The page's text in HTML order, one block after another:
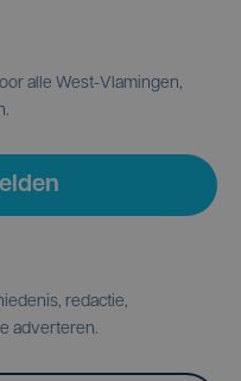
alle West-Vlamingen,
redactie,
adverteren.